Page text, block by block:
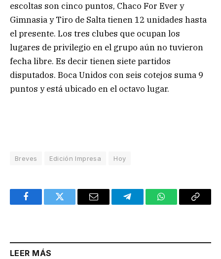
escoltas son cinco puntos, Chaco For Ever y
Gimnasia y Tiro de Salta tienen 12 unidades hasta
el presente. Los tres clubes que ocupan los
lugares de privilegio en el grupo aún no tuvieron
fecha libre. Es decir tienen siete partidos
disputados. Boca Unidos con seis cotejos suma 9
puntos y está ubicado en el octavo lugar.
Breves Edición Impresa Hoy
FacebookTwitter Email TelegramWhatsAppCopy
LEER MÁS